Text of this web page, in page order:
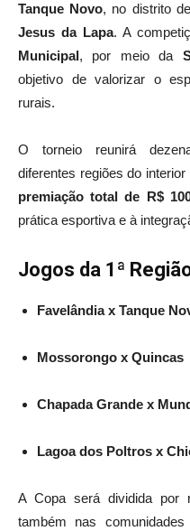
Tanque Novo, no distrito
Jesus da Lapa. A
Municipal, por meio da
objetivo de valorizar o
rurais.
O torneio reunirá
diferentes regiões do
premiação total de R$
prática esportiva e à
Jogos da 1ª
Favelândia x Tanque
Mossorongo x Quincas
Chapada Grande x
Lagoa dos Poltros x
A Copa será dividida por
também nas